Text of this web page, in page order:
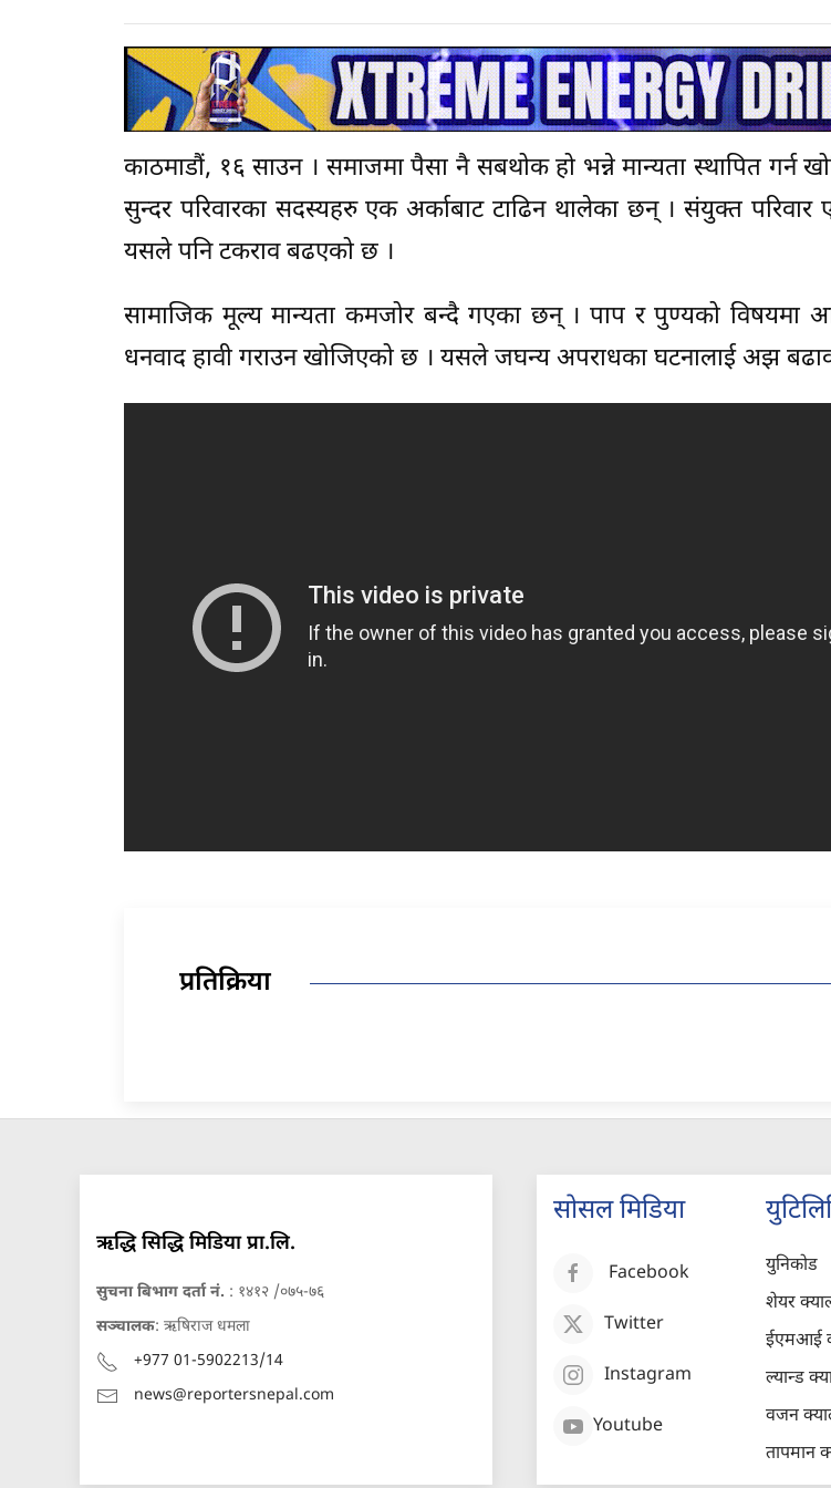
काठमाडौं, १६ साउन । समाजमा पैसा नै सबथोक हो भन्ने मान्यता स्थापित
सुन्दर परिवारका सदस्यहरु एक अर्काबाट टाढिन थालेका छन् । संयुक्त
यसले पनि टकराव बढएको छ ।
सामाजिक मूल्य मान्यता कमजोर बन्दै गएका छन् । पाप र पुण्यको विषयमा
धनवाद हावी गराउन खोजिएको छ । यसले जघन्य अपराधका घटनालाई अझ
प्रतिक्रिया
ऋद्धि सिद्धि मिडिया प्रा.लि.
सुचना बिभाग दर्ता नं. : १४१२ /०७५-७६
सञ्चालक: ऋषिराज धमला
+977 01-5902213/14
news@reportersnepal.com
सोसल मिडिया
Facebook
Twitter
Instagram
Youtube
युनिकोड
शेयर
ईएमआई
ल्यान्ड
वजन
तापमान